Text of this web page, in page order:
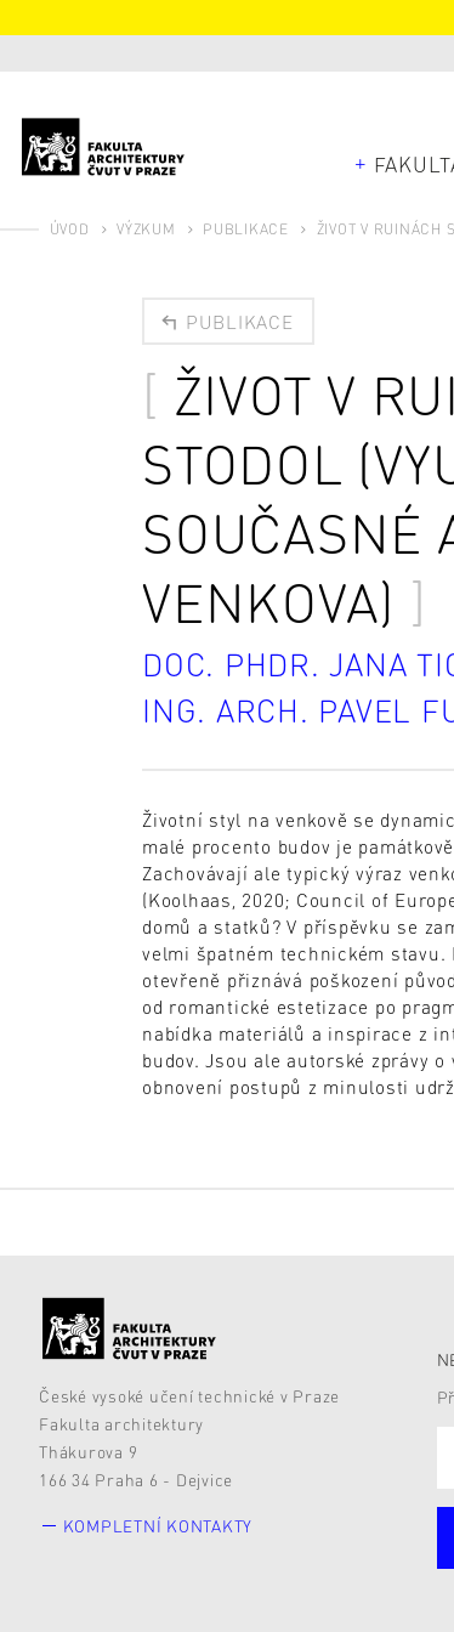
ÚVOD VÝZKUM PUBLIKACE ŽIVOT V RUINÁCH
PUBLIKACE
ŽIVOT V
STODOL
SOUČASNÉ
VENKOVA)
DOC. PHDR. JANA
ING. ARCH. PAVEL
Životní styl na venkově se
malé procento budov je
Zachovávají ale typický výraz
(Koolhaas, 2020; Council of
domů a statků? V příspěvku se
velmi špatném technickém stavu.
otevřeně přiznává poškození
od romantické estetizace po
nabídka materiálů a inspirace z
budov. Jsou ale autorské zprávy
obnovení postupů z minulosti
České vysoké učení technické v Praze
Fakulta architektury
Thákurova 9
166 34 Praha 6 - Dejvice
KOMPLETNÍ KONTAKTY